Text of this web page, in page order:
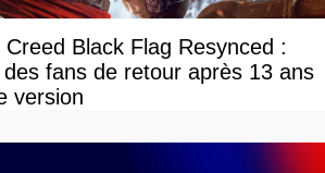
Black Flag Resynced :
fans de retour après 13 ans
version